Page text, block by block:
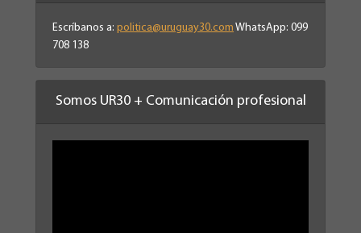
Escríbanos a: politica@uruguay30.com WhatsApp: 099
708 138
Somos UR30 + Comunicación profesional